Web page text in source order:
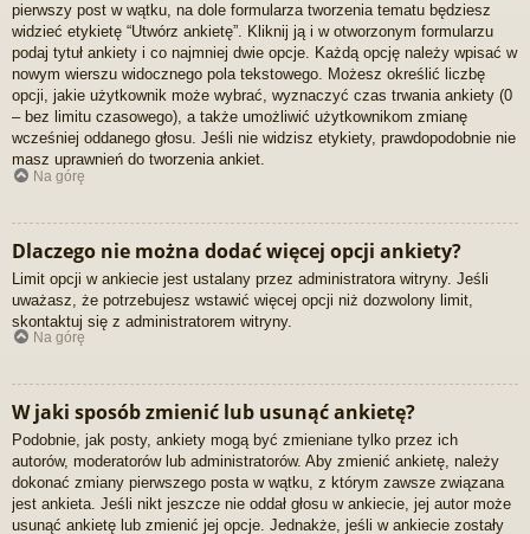
pierwszy post w wątku, na dole formularza tworzenia tematu będziesz
widzieć etykietę “Utwórz ankietę”. Kliknij ją i w otworzonym formularzu
podaj tytuł ankiety i co najmniej dwie opcje. Każdą opcję należy wpisać w
nowym wierszu widocznego pola tekstowego. Możesz określić liczbę
opcji, jakie użytkownik może wybrać, wyznaczyć czas trwania ankiety (0
– bez limitu czasowego), a także umożliwić użytkownikom zmianę
wcześniej oddanego głosu. Jeśli nie widzisz etykiety, prawdopodobnie nie
masz uprawnień do tworzenia ankiet.
Na górę
Dlaczego nie można dodać więcej opcji ankiety?
Limit opcji w ankiecie jest ustalany przez administratora witryny. Jeśli
uważasz, że potrzebujesz wstawić więcej opcji niż dozwolony limit,
skontaktuj się z administratorem witryny.
Na górę
W jaki sposób zmienić lub usunąć ankietę?
Podobnie, jak posty, ankiety mogą być zmieniane tylko przez ich
autorów, moderatorów lub administratorów. Aby zmienić ankietę, należy
dokonać zmiany pierwszego posta w wątku, z którym zawsze związana
jest ankieta. Jeśli nikt jeszcze nie oddał głosu w ankiecie, jej autor może
usunąć ankietę lub zmienić jej opcje. Jednakże, jeśli w ankiecie zostały